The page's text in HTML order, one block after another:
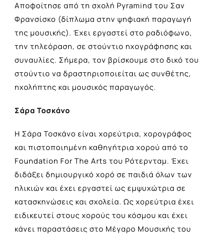
Αποφοίτησε από τη σχολή Pyramind του Σαν
Φρανσίσκο (δίπλωμα στην ψηφιακή παραγωγή
της μουσικής). Έχει εργαστεί στο ραδιόφωνο,
την τηλεόραση, σε στούντιο ηχογράφησης και
συναυλίες. Σήμερα, τον βρίσκουμε στο δικό του
στούντιο να δραστηριοποιείται ως συνθέτης,
ηχολήπτης και μουσικός παραγωγός.
Σάρα Τοσκάνο
H Σάρα Τοσκάνο είναι χορεύτρια, χορογράφος
και πιστοποιημένη καθηγήτρια χορού από το
Foundation For The Arts του Ρότερνταμ. Έχει
διδάξει δημιουργικό χορό σε παιδιά όλων των
ηλικιών και έχει εργαστεί ως εμψυχώτρια σε
κατασκηνώσεις και σχολεία. Ως χορεύτρια έχει
ειδικευτεί στους χορούς του κόσμου και έχει
κάνει παραστάσεις στο Μέγαρο Μουσικής του